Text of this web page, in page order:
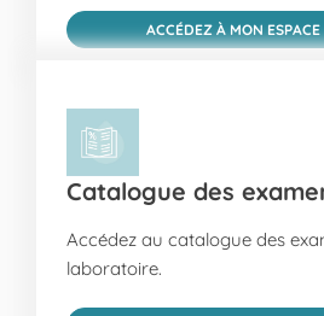
ACCÉDEZ À MON ESPACE
Catalogue des
Accédez au catalogue des
laboratoire.